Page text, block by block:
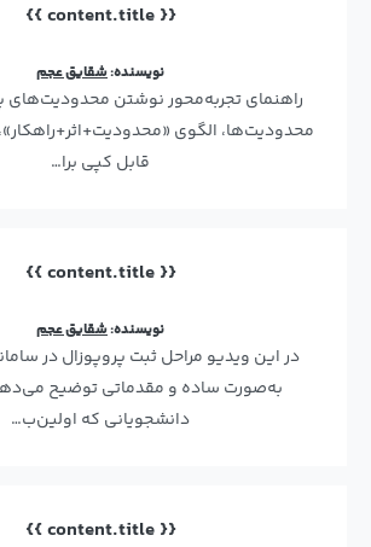
{{ content.title }}
نویسنده:شقایق عجم
راهنمای تجربه‌محور نوشتن محدودیت‌های
محدودیت‌ها، الگوی
قابل کپی برا…
{{ content.title }}
نویسنده:شقایق عجم
در این ویدیو مراحل ثبت پروپوزال در
به‌صورت ساده و مقدماتی توضیح
دانشجویانی که اولین‌ب…
{{ content.title }}